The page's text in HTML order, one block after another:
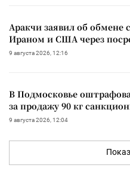
Аракчи заявил об
Ираном и США через
9 августа 2026, 12:16
В Подмосковье
за продажу 90 кг
9 августа 2026, 12:04